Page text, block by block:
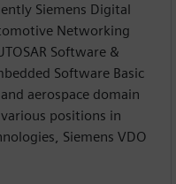
Siemens Digital
Networking
Software &
Software Basic
aerospace domain
positions in
Siemens VDO